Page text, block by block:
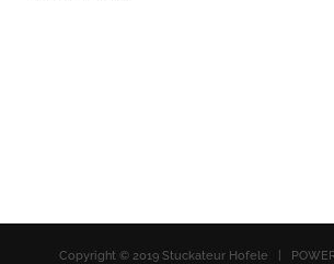
Copyright © 2019 Stuckateur Hofele |